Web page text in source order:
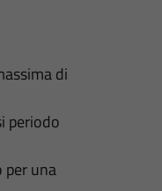
di
periodo
per una